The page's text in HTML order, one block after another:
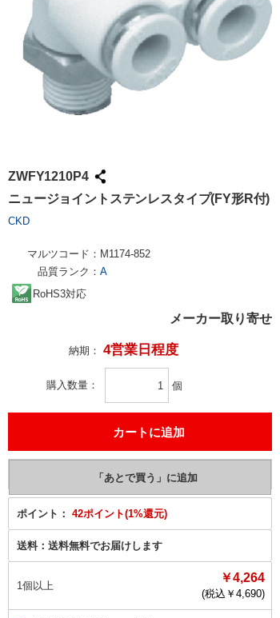
ZWFY1210P4
ニュージョイントステンレスタイプ(FY形R付)
CKD
マルツコード： M1174-852
品質ランク： A
RoHS3対応
メーカー取り寄せ
納期： 4営業日程度
購入数量 個
ポイント： 42ポイント(1%還元)
送料： 送料無料でお届けします
1個以上
￥4,264
(税込￥ 4,690)